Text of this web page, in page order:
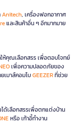
Anitech, เครื่องฟอกอากาศ
และสินค้าอื่น ๆ อีกมากมาย
ห้คุณเลือกสรร เพื่อตอบโจทย์
เพื่อความปลอดภัยของ
เมาส์คอมโบGEEZERที่ช่วย
เลือกสรรเพื่อตกแต่งบ้าน
หรือ เก้าอี้ทำงาน